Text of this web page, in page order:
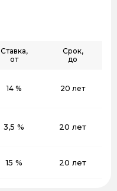
Ставка,
от
Срок,
до
14 % 20 лет
3,5 % 20 лет
15 % 20 лет